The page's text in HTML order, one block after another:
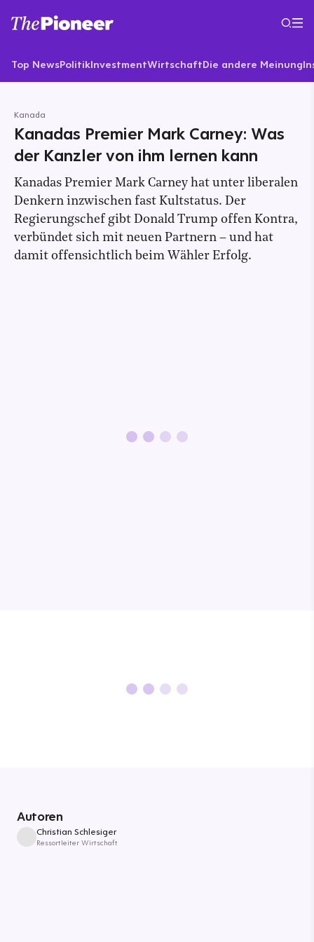
Top NewsPolitikInvestmentWirtschaftDie andere Meinung
Kanada
Kanadas Premier Mark Carney: Was
der Kanzler von ihm lernen kann
Kanadas Premier Mark Carney hat unter liberalen
Denkern inzwischen fast Kultstatus. Der
Regierungschef gibt Donald Trump offen Kontra,
verbündet sich mit neuen Partnern – und hat
damit offensichtlich beim Wähler Erfolg.
Autoren
Christian Schlesiger
Ressortleiter Wirtschaft